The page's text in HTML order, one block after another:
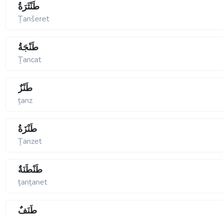
طَنْثَرَةُ
Ṯanšeret
طَنْجَةُ
Ṯancat
طَنْزٌ
ṯanz
طَنْزَةُ
Ṯanzet
طَنْطَنَةٌ
ṯanṯanet
طَنَفٌ